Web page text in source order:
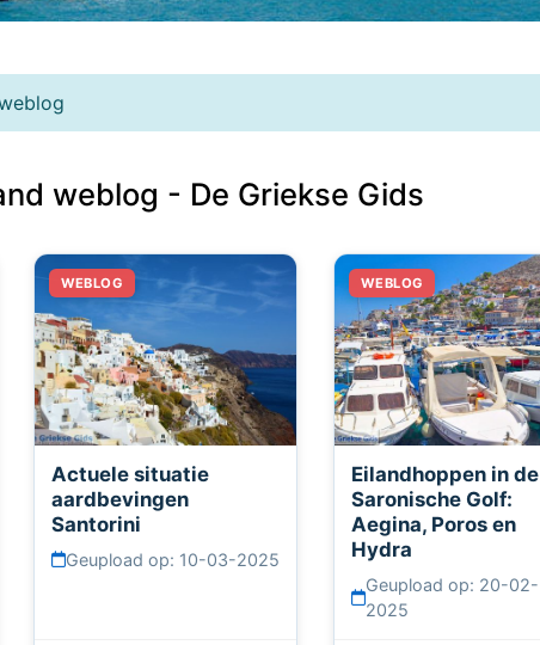
weblog - De Griekse Gids
Actuele situatie
aardbevingen
Santorini
Geupload op: 10-03-2025
Eilandhoppen in de
Saronische Golf:
Aegina, Poros en
Hydra
Geupload op: 20-02-
2025